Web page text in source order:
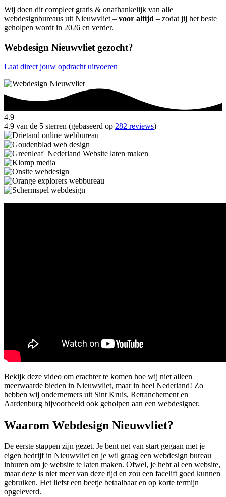
Wij doen dit compleet gratis & onafhankelijk van alle
webdesignbureaus uit Nieuwvliet – voor altijd – zodat jij het beste
geholpen wordt in 2026 en verder.
Webdesign Nieuwvliet gezocht?
Laat direct jouw opdracht uitvoeren
4.9
4.9 van de 5 sterren (gebaseerd op 282 reviews)
Bekijk deze video om erachter te komen hoe wij niet alleen
meerwaarde bieden in Nieuwvliet, maar in heel Nederland! Zo
hebben wij ondernemers uit Sint Kruis, Retranchement en
Aardenburg bijvoorbeeld ook geholpen aan een webdesigner.
Waarom Webdesign Nieuwvliet?
De eerste stappen zijn gezet. Je bent net van start gegaan met je
eigen bedrijf in Nieuwvliet en je wil graag een webdesign bureau
inhuren om je website te laten maken. Ofwel, je hebt al een website,
maar deze is niet meer van deze tijd en zou een facelift goed kunnen
gebruiken. Het liefst een beetje betaalbaar en op korte termijn
opgeleverd.